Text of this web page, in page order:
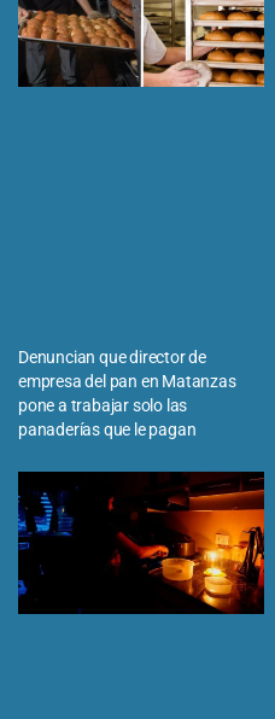
Denuncian que director de
empresa del pan en Matanzas
pone a trabajar solo las
panaderías que le pagan